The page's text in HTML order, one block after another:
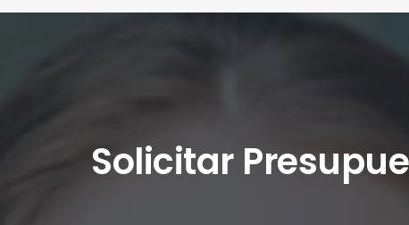
Solicitar